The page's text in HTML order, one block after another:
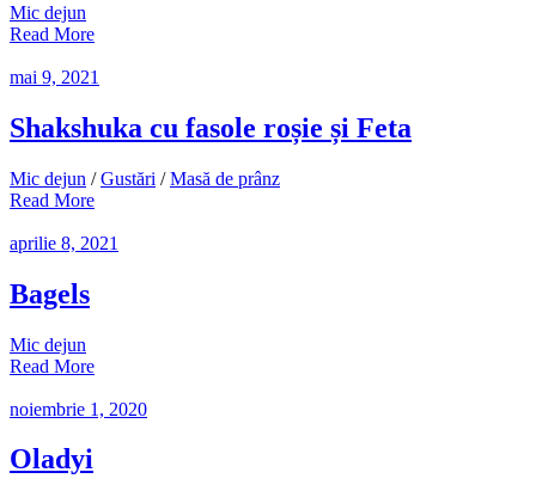
Mic dejun
Read More
mai 9, 2021
Shakshuka cu fasole roșie și Feta
Mic dejun /Gustări /Masă de prânz
Read More
aprilie 8, 2021
Bagels
Mic dejun
Read More
noiembrie 1, 2020
Oladyi